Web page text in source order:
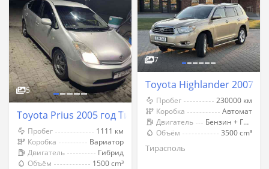
5
Toyota Prius 2005 год Тирасполь
Пробег
1111 км
Коробка
Вариатор
Двигатель
Гибрид
Объём
1500 cm³
7
Toyota Highlander 2007
Пробег
230000 км
Коробка
Автомат
Двигатель
Бензин + Газ (Метан)
Объём
3500 cm³
Тирасполь